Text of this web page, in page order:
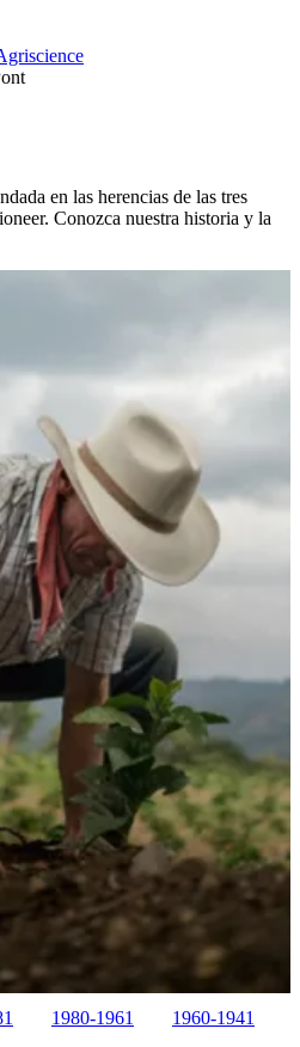
en las herencias de las tres
Conozca nuestra historia y la
1980-1961 1960-1941